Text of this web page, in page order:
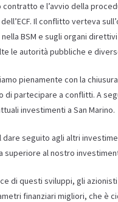
e l’avvio della
Il conflitto verteva
BSM e sugli organi
le autorità pubbliche e
pienamente con la
di partecipare a conflitti. A
investimenti a San Marino.
seguito agli altri
superiore al nostro
di questi sviluppi, gli
finanziari migliori, che è